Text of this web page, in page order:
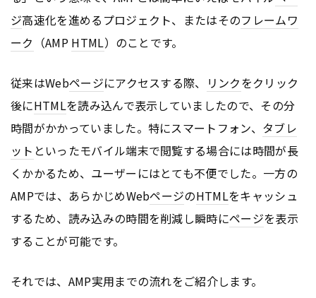
ジ高速化を進めるプロジェクト、またはそのフレームワ
ーク （AMP HTML）のことです。
従来はWebページにアクセスする際、 リンクをクリック
後にHTMLを読み込んで表示していましたので、その分
時間がかかっていました。特にスマートフォン、 タブレ
ット といったモバイル端末で閲覧する場合には時間が長
くかかるため、ユーザーにはとても不便でした。一方の
AMPでは、あらかじめWebページのHTMLをキャッシュ
するため、読み込みの時間を削減し瞬時にページを表示
することが可能です。
それでは、AMP実用までの流れをご紹介します。